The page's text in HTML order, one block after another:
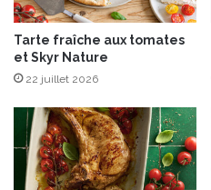
Tarte fraîche aux tomates
et Skyr Nature
22 juillet 2026